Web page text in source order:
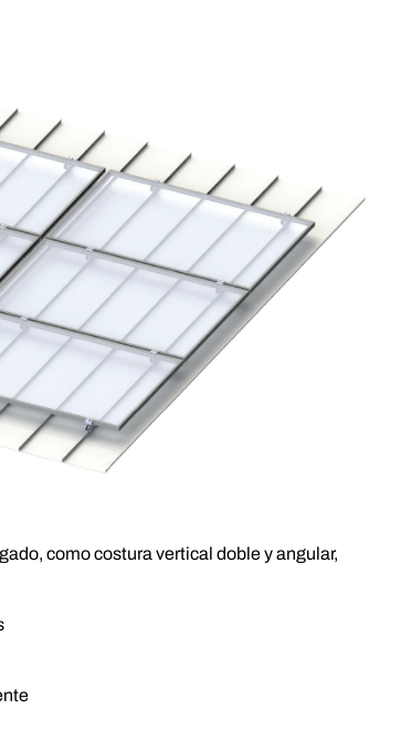
como costura vertical doble y angular,